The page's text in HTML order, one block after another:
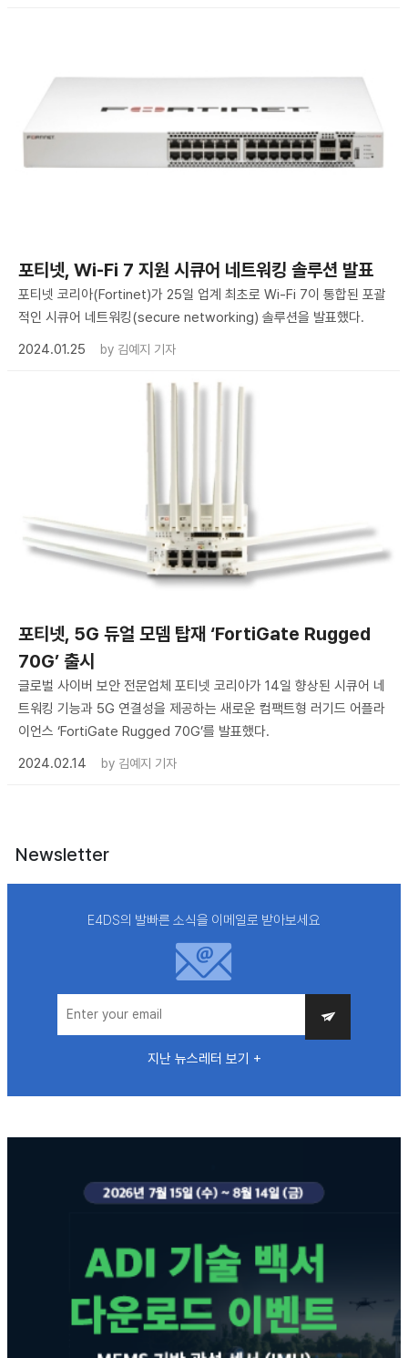
포티넷, Wi-Fi 7 지원 시큐어 네트워킹 솔루션 발표
포티넷 코리아(Fortinet)가 25일 업계 최초로 Wi-Fi 7이 통합된 포괄
적인 시큐어 네트워킹(secure networking) 솔루션을 발표했다.
2024.01.25
by 김예지 기자
포티넷, 5G 듀얼 모뎀 탑재 ‘FortiGate Rugged
70G’ 출시
글로벌 사이버 보안 전문업체 포티넷 코리아가 14일 향상된 시큐어 네
트워킹 기능과 5G 연결성을 제공하는 새로운 컴팩트형 러기드 어플라
이언스 ‘FortiGate Rugged 70G’를 발표했다.
2024.02.14
by 김예지 기자
Newsletter
E4DS의 발빠른 소식을 이메일로 받아보세요
지난 뉴스레터 보기 +